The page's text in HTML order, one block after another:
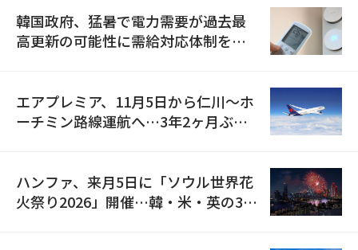
韓国政府、猛暑で電力需要が過去最
高更新の可能性に需給対応体制を点
エアプレミア、11月5日から仁川〜ホ
ーチミン路線運航へ…3年2ヶ月ぶり
ハンファ、来月5日に「ソウル世界花
火祭り2026」開催…韓・米・英の3カ